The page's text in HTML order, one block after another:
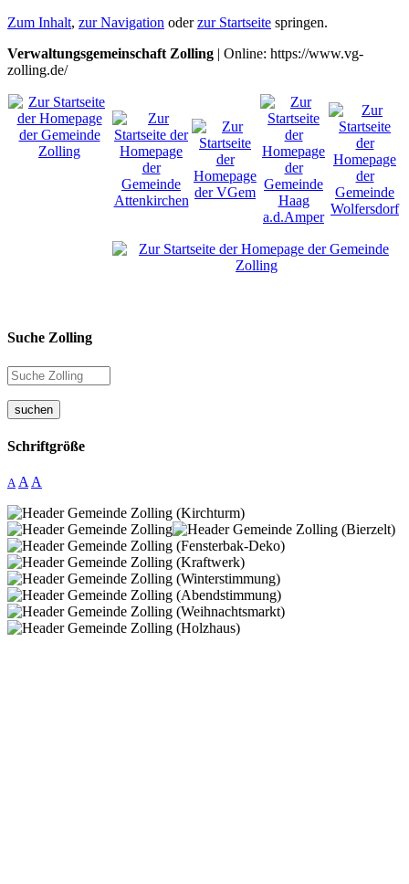
Zum Inhalt, zur Navigation oderzur Startseite springen.
Verwaltungsgemeinschaft Zolling | Online: https://www.vg-
zolling.de/
Suche Zolling
suchen
Schriftgröße
A A A